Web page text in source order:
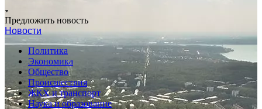
Предложить новость
Новости
Политика
Экономика
Общество
Происшествия
ЖКХ и транспорт
Наука и образование